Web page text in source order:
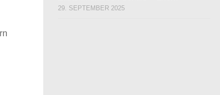
29. SEPTEMBER 2025